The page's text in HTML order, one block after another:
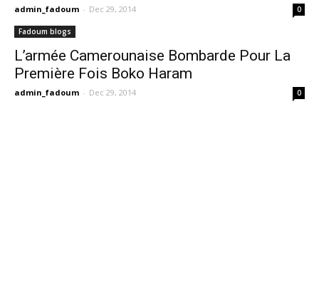
admin_fadoum - Dec 29, 2014 0
Fadoum blogs
L’armée Camerounaise Bombarde Pour La
Première Fois Boko Haram
admin_fadoum - Dec 29, 2014 0